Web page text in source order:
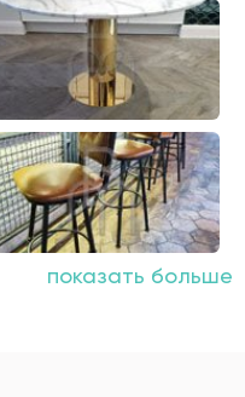
показать больше